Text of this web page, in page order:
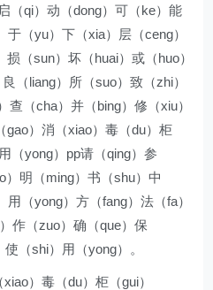
（qi）动（dong）可（ke）能
于（yu）下（xia）层（ceng）
（sun）坏（huai）或（huo）
（liang）所（suo）致（zhi）
查（cha）并（bing）修（xiu）
gao）消（xiao）毒（du）柜
（yong）pp请（qing）参
）明（ming）书（shu）中
用（yong）方（fang）法（fa）
作（zuo）确（que）保
使（shi）用（yong）。
）毒（du）柜（gui）